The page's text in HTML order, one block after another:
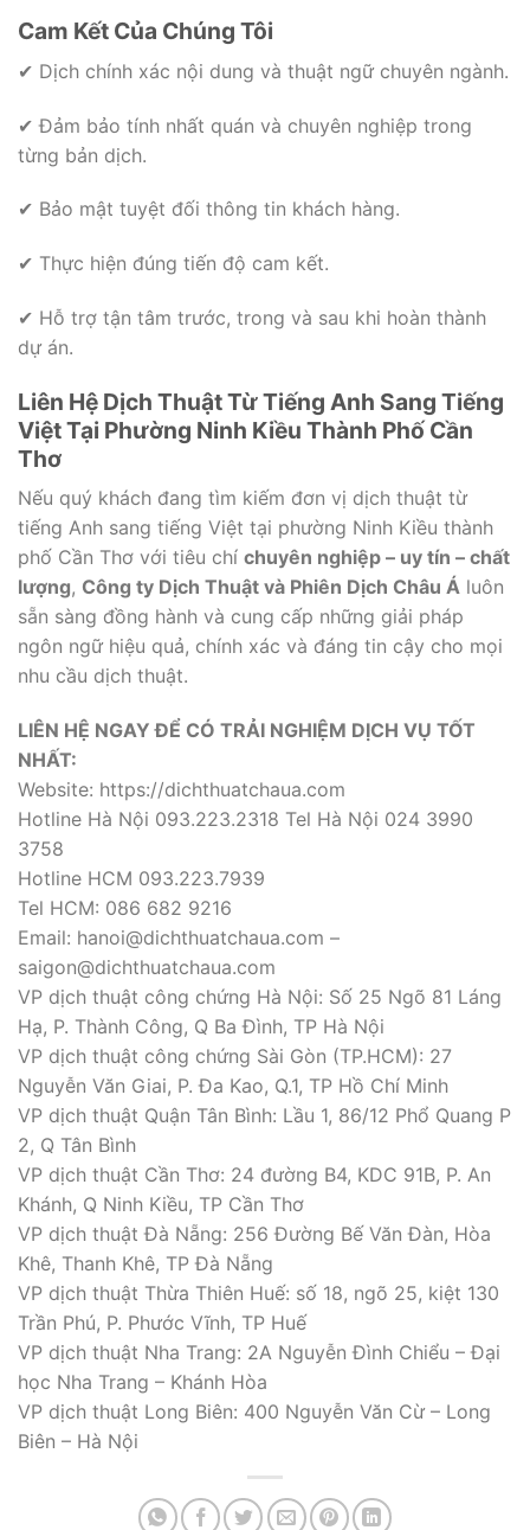
Cam Kết Của Chúng Tôi
✔ Dịch chính xác nội dung và thuật ngữ chuyên ngành.
✔ Đảm bảo tính nhất quán và chuyên nghiệp trong
từng bản dịch.
✔ Bảo mật tuyệt đối thông tin khách hàng.
✔ Thực hiện đúng tiến độ cam kết.
✔ Hỗ trợ tận tâm trước, trong và sau khi hoàn thành
dự án.
Liên Hệ Dịch Thuật Từ Tiếng Anh Sang Tiếng
Việt Tại Phường Ninh Kiều Thành Phố Cần
Thơ
Nếu quý khách đang tìm kiếm đơn vị dịch thuật từ
tiếng Anh sang tiếng Việt tại phường Ninh Kiều thành
phố Cần Thơ với tiêu chí chuyên nghiệp – uy tín – chất
lượng, Công ty Dịch Thuật và Phiên Dịch Châu Á luôn
sẵn sàng đồng hành và cung cấp những giải pháp
ngôn ngữ hiệu quả, chính xác và đáng tin cậy cho mọi
nhu cầu dịch thuật.
LIÊN HỆ NGAY ĐỂ CÓ TRẢI NGHIỆM DỊCH VỤ TỐT
NHẤT:
Website: https://dichthuatchaua.com
Hotline Hà Nội 093.223.2318 Tel Hà Nội 024 3990
3758
Hotline HCM 093.223.7939
Tel HCM: 086 682 9216
Email: hanoi@dichthuatchaua.com –
saigon@dichthuatchaua.com
VP dịch thuật công chứng Hà Nội: Số 25 Ngõ 81 Láng
Hạ, P. Thành Công, Q Ba Đình, TP Hà Nội
VP dịch thuật công chứng Sài Gòn (TP.HCM): 27
Nguyễn Văn Giai, P. Đa Kao, Q.1, TP Hồ Chí Minh
VP dịch thuật Quận Tân Bình: Lầu 1, 86/12 Phổ Quang P
2, Q Tân Bình
VP dịch thuật Cần Thơ: 24 đường B4, KDC 91B, P. An
Khánh, Q Ninh Kiều, TP Cần Thơ
VP dịch thuật Đà Nẵng: 256 Đường Bế Văn Đàn, Hòa
Khê, Thanh Khê, TP Đà Nẵng
VP dịch thuật Thừa Thiên Huế: số 18, ngõ 25, kiệt 130
Trần Phú, P. Phước Vĩnh, TP Huế
VP dịch thuật Nha Trang: 2A Nguyễn Đình Chiểu – Đại
học Nha Trang – Khánh Hòa
VP dịch thuật Long Biên: 400 Nguyễn Văn Cừ – Long
Biên – Hà Nội